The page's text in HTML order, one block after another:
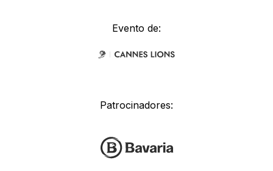
Evento de:
Patrocinadores: